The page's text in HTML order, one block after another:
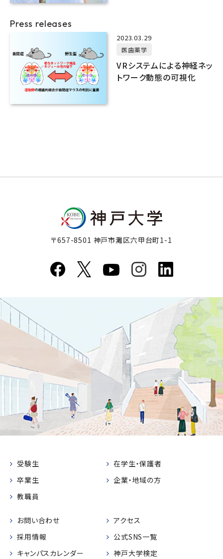
Press releases
2023.03.29
医歯薬学
VRシステムによる神経ネッ
トワーク動態の可視化
〒657-8501 神戸市灘区六甲台町1-1
受験生
在学生・保護者
卒業生
企業・地域の方
教職員
お問い合わせ
アクセス
採用情報
公式SNS一覧
キャンパスカレンダー
神戸大学検定